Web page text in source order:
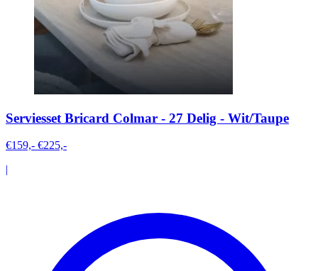
Serviesset Bricard Colmar - 27 Delig - Wit/Taupe
€159,- €225,-
|